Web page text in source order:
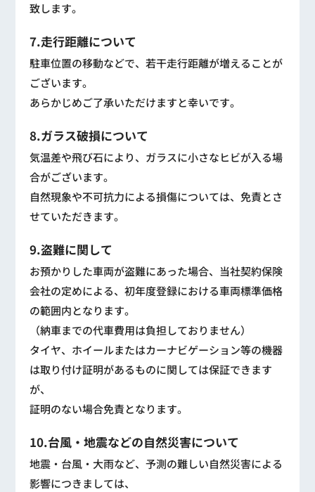
致します。
7.走行距離について
駐車位置の移動などで、若干走行距離が増えることが
ございます。
あらかじめご了承いただけますと幸いです。
8.ガラス破損について
気温差や飛び石により、ガラスに小さなヒビが入る場
合がございます。
自然現象や不可抗力による損傷については、免責とさ
せていただきます。
9.盗難に関して
お預かりした車両が盗難にあった場合、当社契約保険
会社の定めによる、初年度登録における車両標準価格
の範囲内となります。
（納車までの代車費用は負担しておりません）
タイヤ、ホイールまたはカーナビゲーション等の機器
は取り付け証明があるものに関しては保証できます
が、
証明のない場合免責となります。
10.台風・地震などの自然災害について
地震・台風・大雨など、予測の難しい自然災害による
影響につきましては、